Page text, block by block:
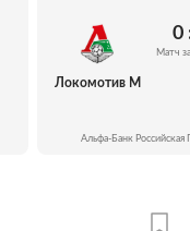
Локомотив М
0
Матч
Альфа-Банк Российская